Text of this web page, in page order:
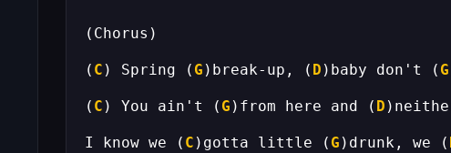
( C ) Spring ( G )break-up, ( D )baby don't ( G
( C ) You ain't ( G )from here and ( D
I know we ( C )gotta little ( G )drunk, we (